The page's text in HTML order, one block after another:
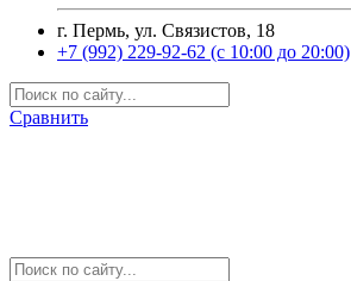
г. Пермь, ул. Связистов, 18
+7 (992) 229-92-62 (с 10:00 до 20:00)
Сравнить